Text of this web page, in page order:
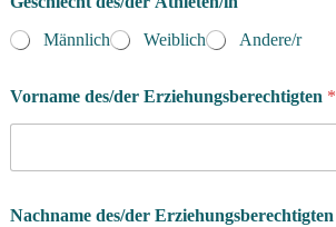
Männlich
Weiblich Andere/r
Vorname des/der Erziehungsberechtigten *
Nachname des/der Erziehungsberechtigten